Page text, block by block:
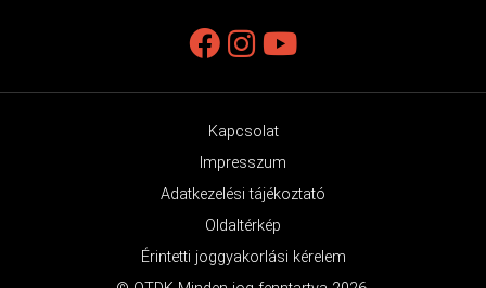
Kapcsolat
Impresszum
Adatkezelési tájékoztató
Oldaltérkép
Érintetti joggyakorlási kérelem